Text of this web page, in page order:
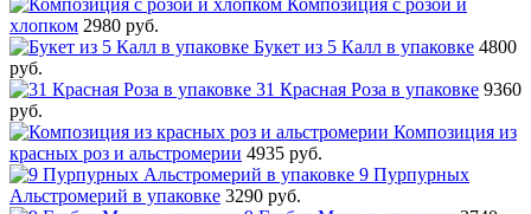
хлопком 2980 руб.
Букет из 5 Калл в упаковке 4800
руб.
31 Красная Роза в упаковке 9360
руб.
Композиция из
красных роз и альстромерии 4935 руб.
9 Пурпурных
Альстромерий в упаковке 3290 руб.